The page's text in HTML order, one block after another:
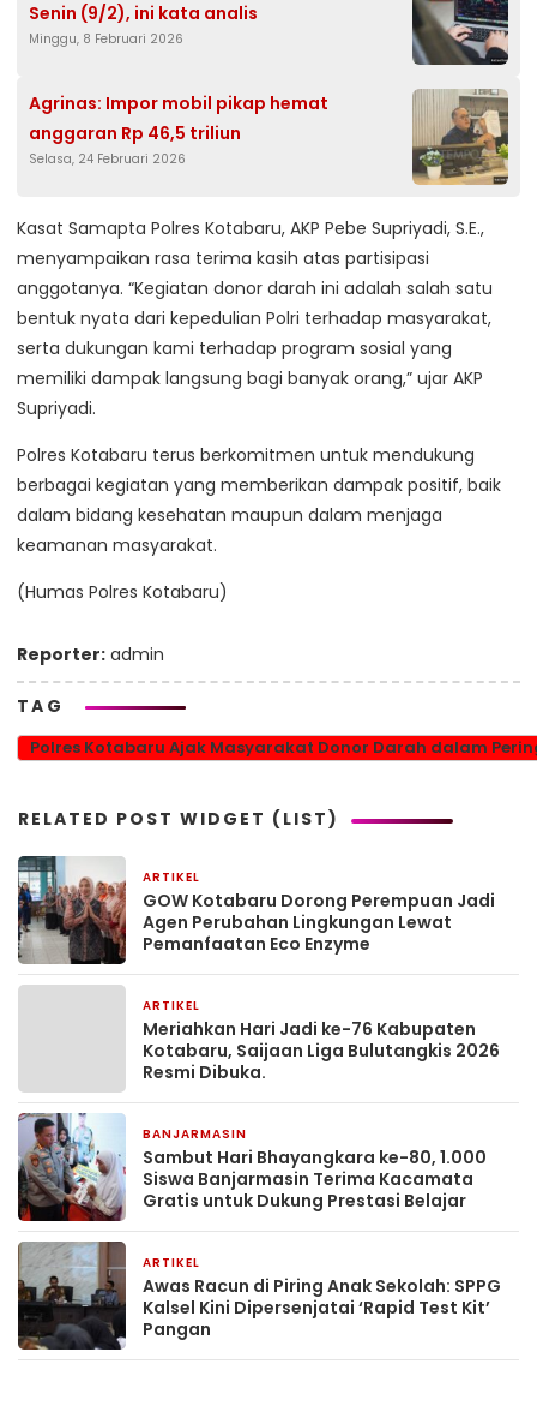
Senin (9/2), ini kata analis
Minggu, 8 Februari 2026
Agrinas: Impor mobil pikap hemat
anggaran Rp 46,5 triliun
Selasa, 24 Februari 2026
Kasat Samapta Polres Kotabaru, AKP Pebe Supriyadi, S.E.,
menyampaikan rasa terima kasih atas partisipasi
anggotanya. “Kegiatan donor darah ini adalah salah satu
bentuk nyata dari kepedulian Polri terhadap masyarakat,
serta dukungan kami terhadap program sosial yang
memiliki dampak langsung bagi banyak orang,” ujar AKP
Supriyadi.
Polres Kotabaru terus berkomitmen untuk mendukung
berbagai kegiatan yang memberikan dampak positif, baik
dalam bidang kesehatan maupun dalam menjaga
keamanan masyarakat.
(Humas Polres Kotabaru)
Reporter: admin
TAG
Polres Kotabaru Ajak Masyarakat Donor Darah dalam
RELATED POST WIDGET (LIST)
ARTIKEL
GOW Kotabaru Dorong Perempuan Jadi
Agen Perubahan Lingkungan Lewat
Pemanfaatan Eco Enzyme
ARTIKEL
Meriahkan Hari Jadi ke-76 Kabupaten
Kotabaru, Saijaan Liga Bulutangkis 2026
Resmi Dibuka.
BANJARMASIN
Sambut Hari Bhayangkara ke-80, 1.000
Siswa Banjarmasin Terima Kacamata
Gratis untuk Dukung Prestasi Belajar
ARTIKEL
Awas Racun di Piring Anak Sekolah: SPPG
Kalsel Kini Dipersenjatai ‘Rapid Test Kit’
Pangan